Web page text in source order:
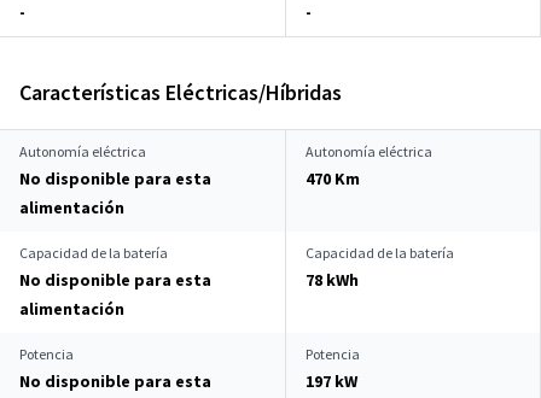
- -
Características Eléctricas/Híbridas
Autonomía eléctrica
No disponible para esta
alimentación
Autonomía eléctrica
470 Km
Capacidad de la batería
No disponible para esta
alimentación
Capacidad de la batería
78 kWh
Potencia
No disponible para esta
Potencia
197 kW